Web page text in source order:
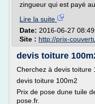
zingueur qui est payé au
Lire la suite
Date: 2016-06-27
Site : http://prix-
devis toiture
Cherchez à devis toiture
devis toiture 100m2
Prix de pose dune tuile
pose.fr.